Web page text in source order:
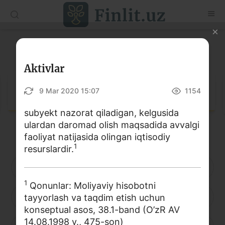
Рус
Maqolalar
O‘quv qo‘llanmalar
Lug‘at
Moliyaviy savodxonlik bo‘yicha kitoblar
Video
Loyihalar
Interaktiv xizmatlar
Fotogalereya
Lug‘at
A B D E F G H
I J K L M
Aktivlar
9 Mar 2020 15:07 1154
subyekt nazorat qiladigan, kelgusida
ulardan daromad olish maqsadida avvalgi
faoliyat natijasida olingan iqtisodiy
resurslardir.1
1 Qonunlar: Moliyaviy hisobotni
tayyorlash va taqdim etish uchun
konseptual asos, 38.1-band (O’zR AV
14.08.1998 y., 475-son)